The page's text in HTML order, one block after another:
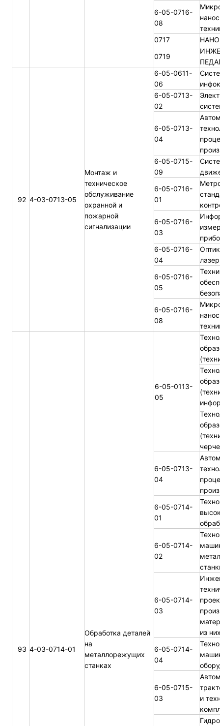
6-05-0716-
08
0717
0719
92 4-03-0713-05
Монтаж и
техническое
обслуживание
охранной и
пожарной
сигнализации
6-05-0611-
06
6-05-0713-
02
6-05-0713-
04
6-05-0715-
09
6-05-0716-
01
6-05-0716-
03
6-05-0716-
04
6-05-0716-
05
6-05-0716-
08
93 4-03-0714-01
Обработка деталей
на
металлорежущих
станках
6-05-0113-
05
6-05-0713-
04
6-05-0714-
01
6-05-0714-
02
6-05-0714-
03
из
6-05-0714-
04
6-05-0715-
03
и